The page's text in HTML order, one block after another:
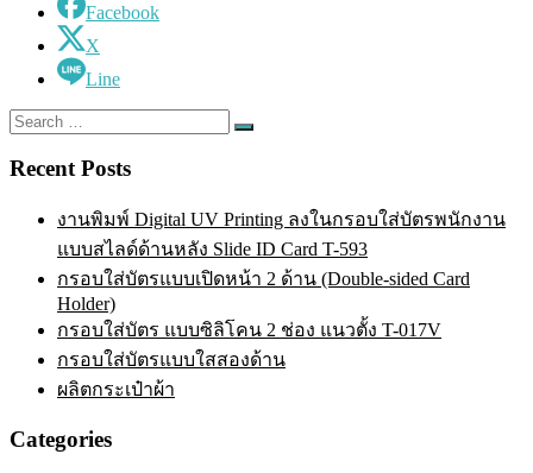
Facebook
X
Line
Search
for:
Search
Recent Posts
งานพิมพ์ Digital UV Printing ลงในกรอบใส่บัตรพนักงาน
แบบสไลด์ด้านหลัง Slide ID Card T-593
กรอบใส่บัตรแบบเปิดหน้า 2 ด้าน (Double-sided Card
Holder)
กรอบใส่บัตร แบบซิลิโคน 2 ช่อง แนวตั้ง T-017V
กรอบใส่บัตรแบบใสสองด้าน
ผลิตกระเป๋าผ้า
Categories